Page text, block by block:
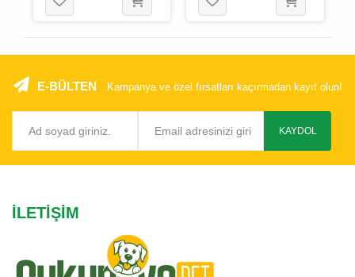
E-BÜLTEN Kampanya ve özel fırsatları kaçırmadan kayıt olun!
KAYDOL
İLETIŞIM